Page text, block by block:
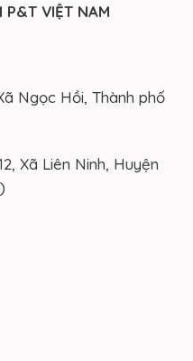
P&T VIỆT NAM
Ngọc Hồi, Thành phố
Xã Liên Ninh, Huyện